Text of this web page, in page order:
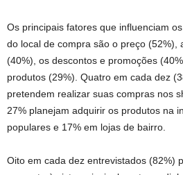
Os principais fatores que influenciam
do local de compra são o preço (52%),
(40%), os descontos e promoções
produtos (29%). Quatro em cada dez
pretendem realizar suas compras nos
27% planejam adquirir os produtos na
populares e 17% em lojas de bairro.
Oito em cada dez entrevistados (82%)